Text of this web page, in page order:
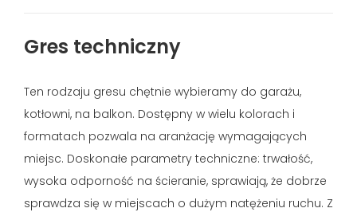
Gres techniczny
Ten rodzaju gresu chętnie wybieramy do garażu,
kotłowni, na balkon. Dostępny w wielu kolorach i
formatach pozwala na aranżację wymagających
miejsc. Doskonałe parametry techniczne: trwałość,
wysoka odporność na ścieranie, sprawiają, że dobrze
sprawdza się w miejscach o dużym natężeniu ruchu. Z